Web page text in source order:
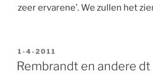
zeer ervarene’. We zullen het
GEPLAATST
OP
1-4-2011
Rembrandt en andere dt